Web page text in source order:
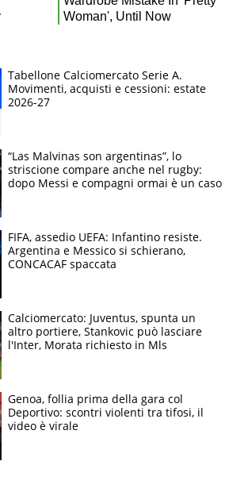
Tabellone Calciomercato Serie A.
Movimenti, acquisti e cessioni: estate
2026-27
“Las Malvinas son argentinas”, lo
striscione compare anche nel rugby:
dopo Messi e compagni ormai è un caso
FIFA, assedio UEFA: Infantino resiste.
Argentina e Messico si schierano,
CONCACAF spaccata
Calciomercato: Juventus, spunta un
altro portiere, Stankovic può lasciare
l'Inter, Morata richiesto in Mls
Genoa, follia prima della gara col
Deportivo: scontri violenti tra tifosi, il
video è virale